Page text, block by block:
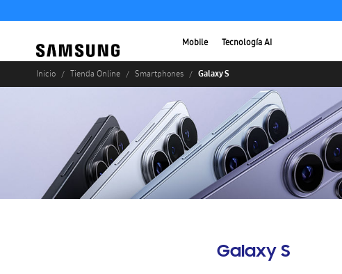
Mobile Tecnología AI
Inicio Tienda Online Smartphones Galaxy S
Galaxy S